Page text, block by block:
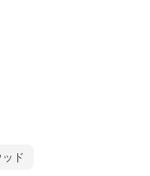
外して、中のアルミシー
部が薄く残ることがある
屋に置く。
飲ませるなどの応急処置
ド